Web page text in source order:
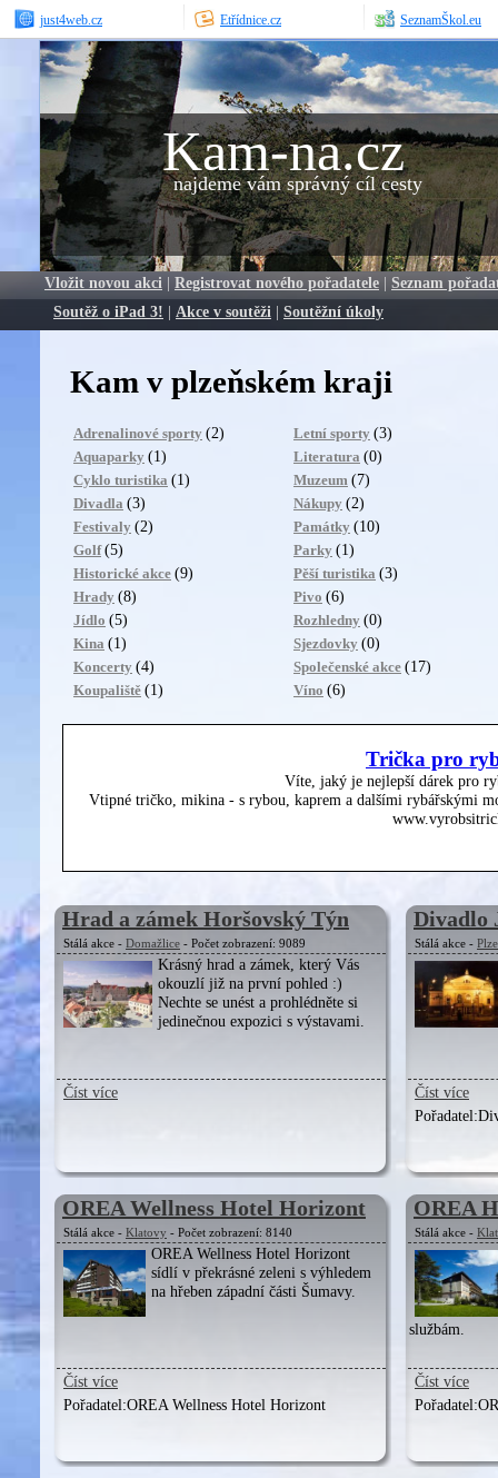
just4web.cz Etřídnice.cz SeznamŠkol.eu
Kam-na.cz
najdeme vám správný cíl cesty
Vložit novou akci | Registrovat nového pořadatele | Seznam
Soutěž o iPad 3! | Akce v soutěži | Soutěžní úkoly
Kam v plzeňském kraji
Adrenalinové sporty (2)
Aquaparky (1)
Cyklo turistika (1)
Divadla (3)
Festivaly (2)
Golf (5)
Historické akce (9)
Hrady (8)
Jídlo (5)
Kina (1)
Koncerty (4)
Koupaliště (1)
Letní sporty (3)
Literatura (0)
Muzeum (7)
Nákupy (2)
Památky (10)
Parky (1)
Pěší turistika (3)
Pivo (6)
Rozhledny (0)
Sjezdovky (0)
Společenské akce (17)
Víno (6)
Trička pro
Víte, jaký je nejlepší dárek pro
Vtipné tričko, mikina - s rybou, kaprem a dalšími rybářskými
Hrad a zámek Horšovský Týn
Stálá akce - Domažlice - Počet zobrazení: 9089
Krásný hrad a zámek, který Vás
okouzlí již na první pohled :)
Nechte se unést a prohlédněte si
jedinečnou expozici s výstavami.
Číst více
Divadlo
Stálá akce -
Číst více
Pořadatel:
OREA Wellness Hotel Horizont
Stálá akce - Klatovy - Počet zobrazení: 8140
OREA Wellness Hotel Horizont
sídlí v překrásné zeleni s výhledem
na hřeben západní části Šumavy.
Číst více
Pořadatel:OREA Wellness Hotel Horizont
OREA
Stálá akce -
službám.
Číst více
Pořadatel: